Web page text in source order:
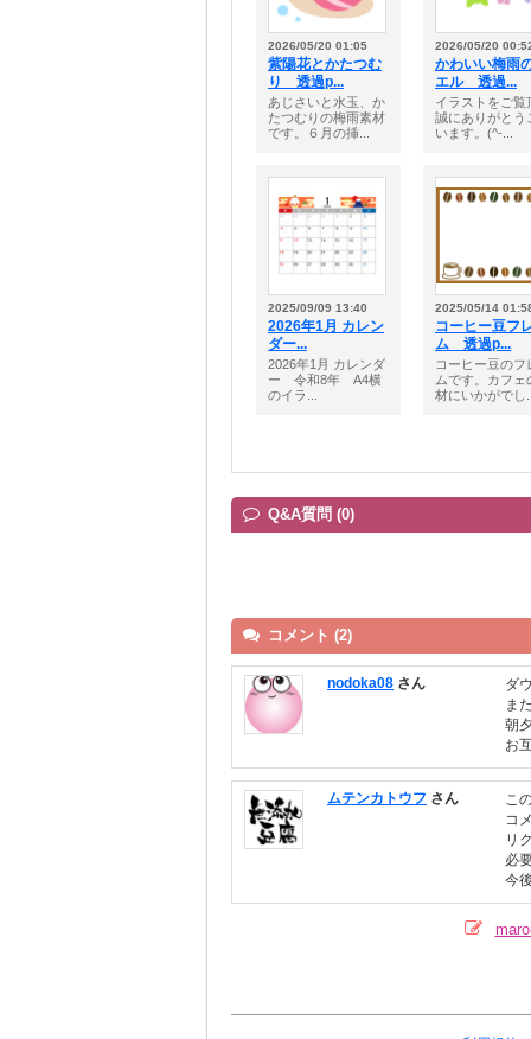
2026/05/20 01:05
紫陽花とかたつむ
り 透過p...
あじさいと水玉、か
たつむりの梅雨素材
です。６月の挿...
2026/05/20
かわいい梅雨
エル 透過...
イラストをご覧
誠にありがとう
います。(^-...
2025/09/09 13:40
2026年1月 カレン
ダー...
2026年1月 カレンダ
ー 令和8年 A4横
のイラ...
2025/05/14
コーヒー豆フ
ム 透過p...
コーヒー豆のフ
ムです。カフェ
材にいかがでし
Q&A質問 (0)
コメント (2)
nodoka08 さん
ダ
ま
朝
お
ムテンカトウフ さん
こ
コ
リ
必
今